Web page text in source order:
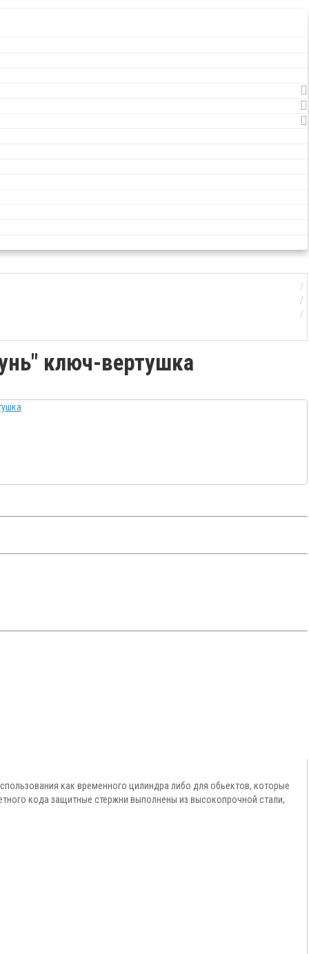
ключ-вертушка
как временного цилиндра либо для обьектов, которые
кода защитные стержни выполнены из высокопрочной стали,